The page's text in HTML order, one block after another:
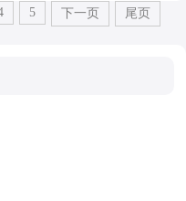
5 下一页 尾页